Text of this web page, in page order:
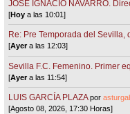
JOSÉ IGNACIO NAVARRO.
[Hoy a las 10:01]
Re: Pre Temporada del Sevilla,
[Ayera las 12:03]
Sevilla F.C. Femenino. Primer
[Ayera las 11:54]
LUIS GARCÍA PLAZA por
[Agosto 08, 2026, 17:30 Horas]